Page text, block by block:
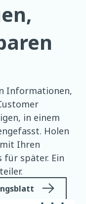
Informationen,
in einem
Holen
Ihren
für später. Ein